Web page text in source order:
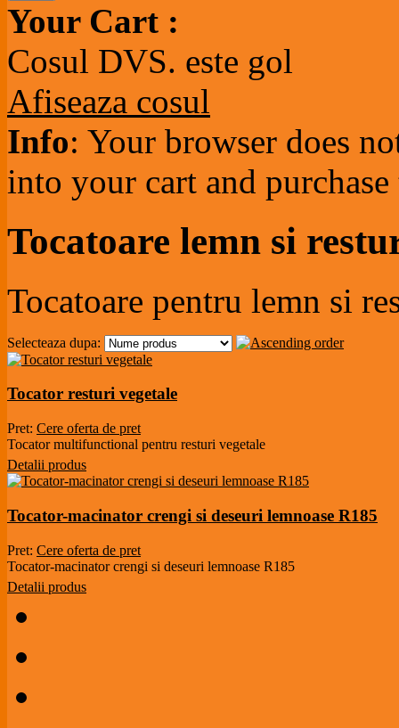
Your Cart :
Cosul DVS. este gol
Afiseaza cosul
Info: Your browser does
into your cart and
Tocatoare lemn si
Tocatoare pentru lemn si
Selecteaza dupa:
Tocator resturi vegetale
Pret: Cere oferta de pret
Tocator multifunctional pentru resturi vegetale
Detalii produs
Tocator-macinator crengi si deseuri lemnoase R185
Pret: Cere oferta de pret
Tocator-macinator crengi si deseuri lemnoase R185
Detalii produs